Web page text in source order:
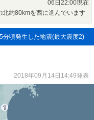
06日22:00現在
約80kmを西に進んでいます
分頃発生した地震(最大震度2)
2018年09月14日14:49発表